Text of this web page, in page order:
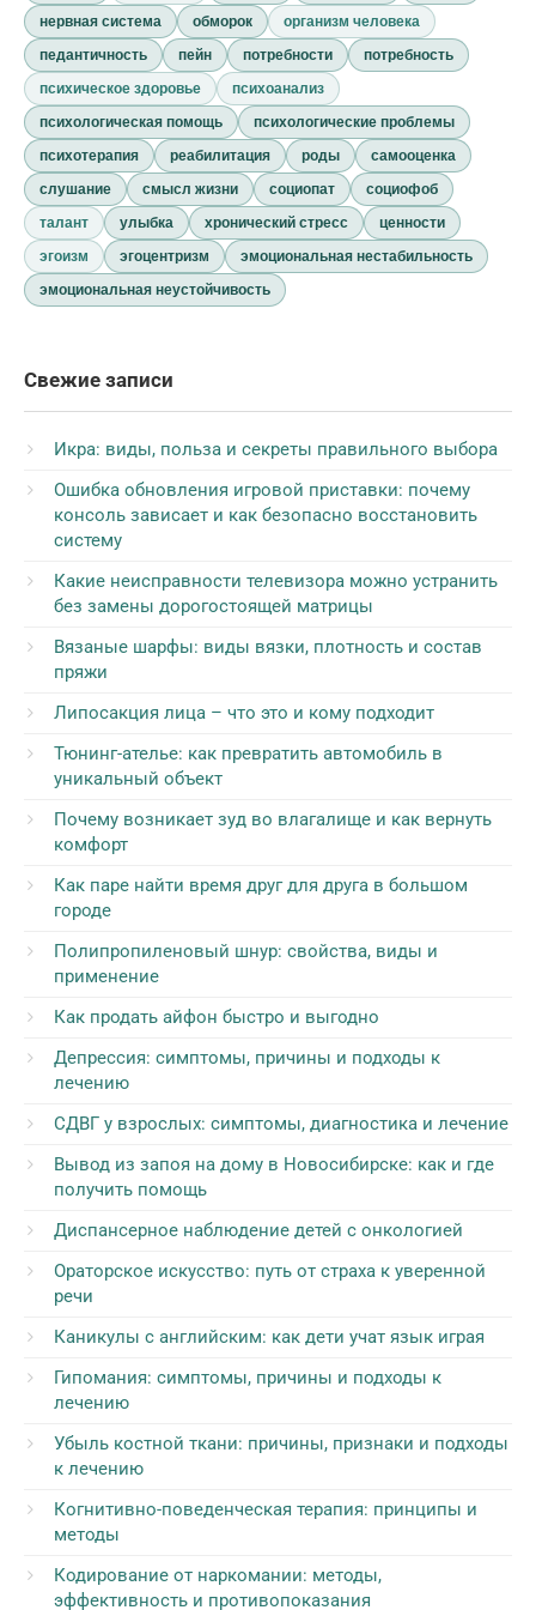
нервная система
обморок
организм человека
педантичность
пейн потребности
потребность
психическое здоровье
психоанализ
психологическая помощь
психологические проблемы
психотерапия
реабилитация роды
самооценка
слушание
смысл жизни социопат
социофоб
талант
улыбка хронический стресс
ценности
эгоизм
эгоцентризм
эмоциональная нестабильность
эмоциональная неустойчивость
Свежие записи
Икра: виды, польза и секреты правильного выбора
Ошибка обновления игровой приставки: почему
консоль зависает и как безопасно восстановить
систему
Какие неисправности телевизора можно устранить
без замены дорогостоящей матрицы
Вязаные шарфы: виды вязки, плотность и состав
пряжи
Липосакция лица – что это и кому подходит
Тюнинг-ателье: как превратить автомобиль в
уникальный объект
Почему возникает зуд во влагалище и как вернуть
комфорт
Как паре найти время друг для друга в большом
городе
Полипропиленовый шнур: свойства, виды и
применение
Как продать айфон быстро и выгодно
Депрессия: симптомы, причины и подходы к
лечению
СДВГ у взрослых: симптомы, диагностика и лечение
Вывод из запоя на дому в Новосибирске: как и где
получить помощь
Диспансерное наблюдение детей с онкологией
Ораторское искусство: путь от страха к уверенной
речи
Каникулы с английским: как дети учат язык играя
Гипомания: симптомы, причины и подходы к
лечению
Убыль костной ткани: причины, признаки и подходы
к лечению
Когнитивно-поведенческая терапия: принципы и
методы
Кодирование от наркомании: методы,
эффективность и противопоказания